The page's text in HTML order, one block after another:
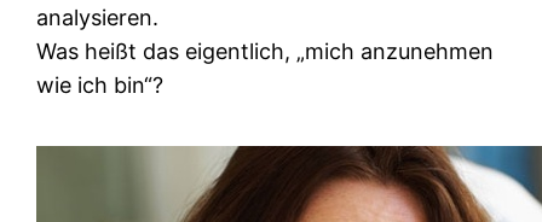
analysieren.
Was heißt das eigentlich, „mich anzunehmen
wie ich bin“?